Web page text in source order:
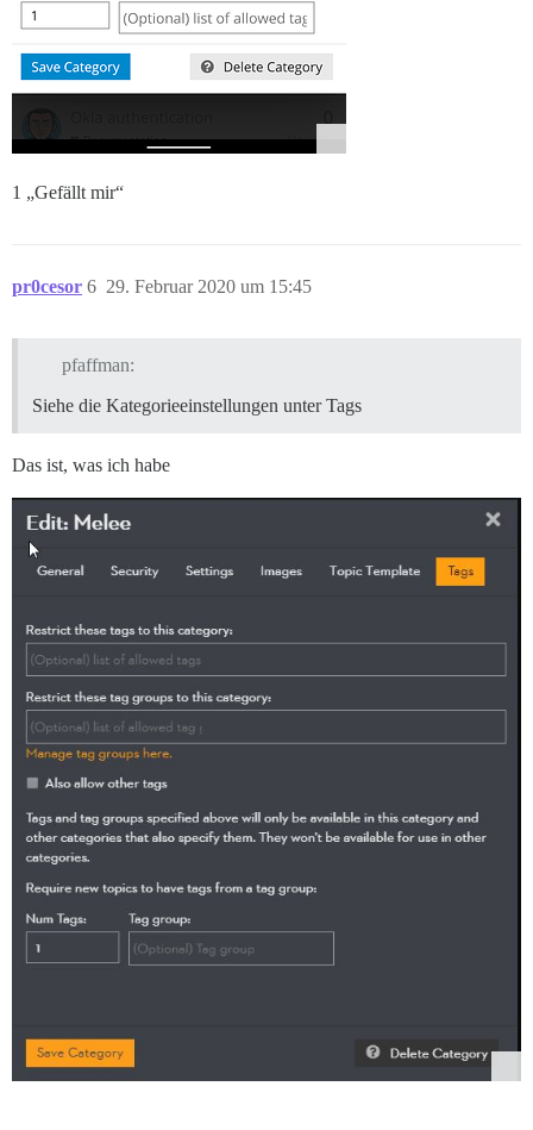
1 „Gefällt mir“
pr0cesor 29. Februar 2020 um 15:45
6
pfaffman:
Siehe die Kategorieeinstellungen unter Tags
Das ist, was ich habe